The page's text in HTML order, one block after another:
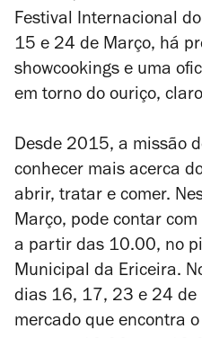
Festival Internacional
15 e 24 de Março, há
showcookings e uma
em torno do ouriço,
Desde 2015, a missão
conhecer mais acerca
abrir, tratar e comer.
Março, pode contar
a partir das 10.00, no
Municipal da Ericeira.
dias 16, 17, 23 e 24 de
mercado que encontra